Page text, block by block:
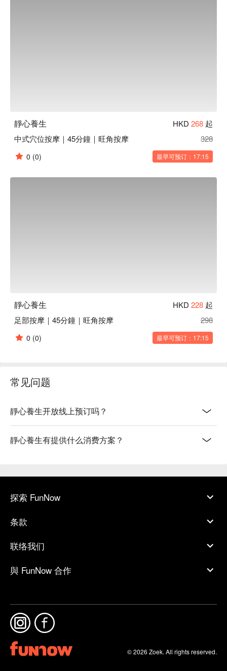
靜心養生 HKD 268 起
中式穴位按摩｜45分鐘｜旺角按摩
328
0 (0) 最早可预订：17:15
靜心養生 HKD 228 起
足部按摩｜45分鐘｜旺角按摩
298
0 (0) 最早可预订：17:15
常见问题
靜心養生开放线上预订吗？
靜心養生有提供什么消费方案？
探索 FunNow
条款
联络我们
與 FunNow 合作
© 2026 Zoek. All rights reserved.